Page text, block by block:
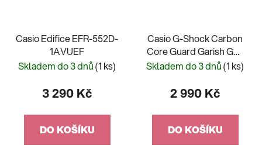
Casio Edifice EFR-552D-
1AVUEF
Skladem do 3 dnů(1 ks)
3 290 Kč
DO KOŠÍKU
Casio G-Shock Carbon
Core Guard Garish GA-
2100SB-1AER
Skladem do 3 dnů(1 ks)
2 990 Kč
DO KOŠÍKU